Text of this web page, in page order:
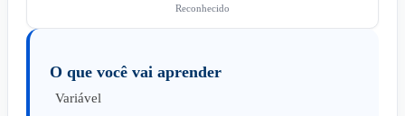
Reconhecido
O que você vai aprender
Variável